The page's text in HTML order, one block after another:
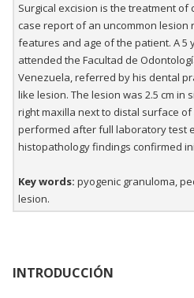
Surgical excision is the treatment of
case report of an uncommon lesion
features and age of the patient. A 5
attended the Facultad de
Venezuela, referred by his dental
like lesion. The lesion was 2.5 cm
right maxilla next to distal surface of
performed after full laboratory test
histopathology findings confirmed
Key words: pyogenic granuloma,
lesion.
INTRODUCCIÓN